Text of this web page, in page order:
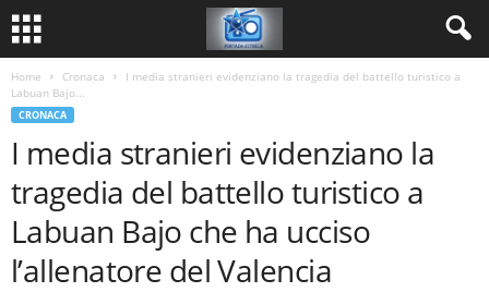
Home Cronaca
I media stranieri evidenziano la tragedia del battello turistico a
Labuan Bajo...
CRONACA
I media stranieri evidenziano la
tragedia del battello turistico a
Labuan Bajo che ha ucciso
l’allenatore del Valencia